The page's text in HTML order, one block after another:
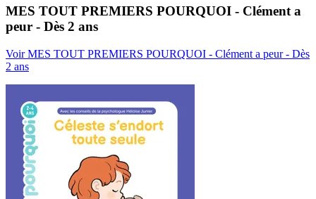
MES TOUT PREMIERS POURQUOI - Clément a
peur - Dès 2 ans
Voir MES TOUT PREMIERS POURQUOI - Clément a peur - Dès
2 ans